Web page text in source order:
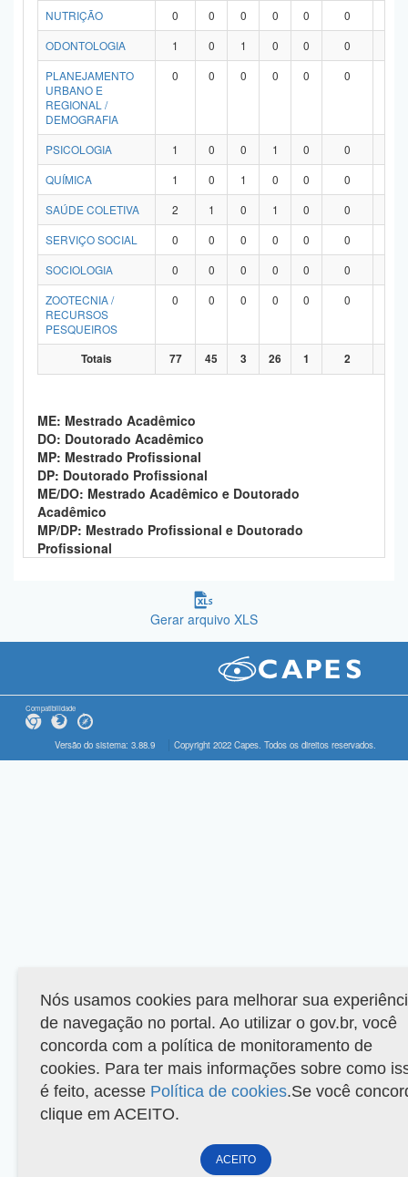
NUTRIÇÃO 0 0 0 0 0 0
ODONTOLOGIA
1 0 1 0 0 0
PLANEJAMENTO
URBANO E
REGIONAL /
DEMOGRAFIA
0 0 0 0 0 0
PSICOLOGIA 1 0 0 1 0 0
QUÍMICA
1 0 1 0 0 0
SAÚDE COLETIVA
2 1 0 1 0 0
SERVIÇO SOCIAL
0 0 0 0 0 0
SOCIOLOGIA
0 0 0 0 0 0
ZOOTECNIA /
RECURSOS
PESQUEIROS
0 0 0 0 0 0
Totais 77 45 3 26 1 2
ME: Mestrado Acadêmico
DO: Doutorado Acadêmico
MP: Mestrado Profissional
DP: Doutorado Profissional
ME/DO: Mestrado Acadêmico e Doutorado
Acadêmico
MP/DP: Mestrado Profissional e Doutorado
Profissional
Gerar arquivo XLS
Compatibilidade
Versão do sistema: 3.88.9 Copyright 2022 Capes. Todos os direitos reservados.
Nós usamos cookies para melhorar sua
de navegação no portal. Ao utilizar o gov.br, você
concorda com a política de monitoramento de
cookies. Para ter mais informações sobre como
é feito, acesse Política de cookies.Se você
clique em ACEITO.
ACEITO